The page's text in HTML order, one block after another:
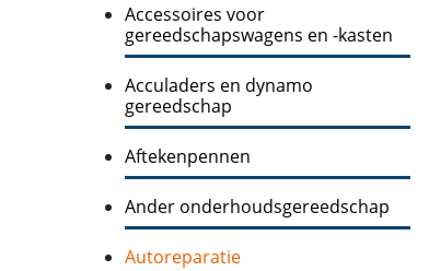
Accessoires voor
gereedschapswagens en -kasten
Acculaders en dynamo
gereedschap
Aftekenpennen
Ander onderhoudsgereedschap
Autoreparatie